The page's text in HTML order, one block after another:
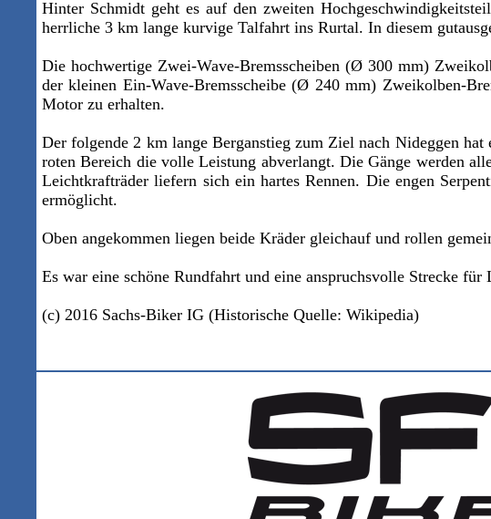
Hinter Schmidt geht es auf den zweiten
herrliche 3 km lange kurvige Talfahrt ins Rurtal. In diesem
Die hochwertige Zwei-Wave-Bremsscheiben (Ø 300 mm)
der kleinen Ein-Wave-Bremsscheibe(Ø 240 mm) Zweikolben-
Motor zu erhalten.
Der folgende 2 km lange Berganstieg zum Ziel nach Nideggen
roten Bereich die volle Leistung abverlangt. Die Gänge werden
Leichtkrafträder liefern sich ein hartes Rennen. Die engen
ermöglicht.
Oben angekommen liegen beide Kräder gleichauf und rollen
Es war eine schöne Rundfahrt und eine anspruchsvolle Strecke für
(c) 2016 Sachs-Biker IG (Historische Quelle: Wikipedia)